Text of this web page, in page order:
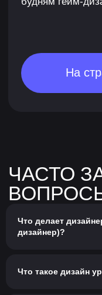
Что делает
дизайнер)?
Что такое дизайн